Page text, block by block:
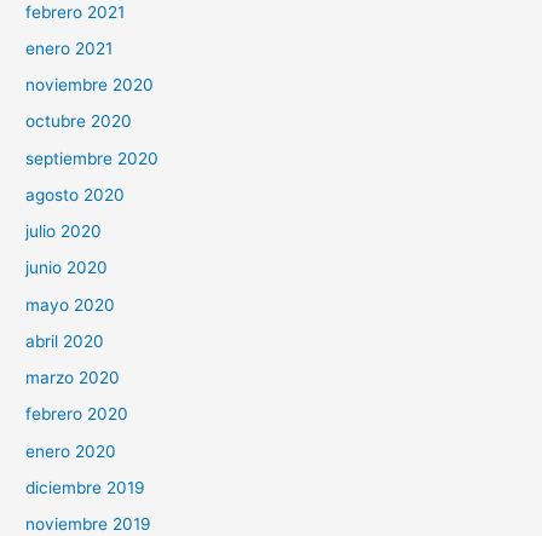
febrero 2021
enero 2021
noviembre 2020
octubre 2020
septiembre 2020
agosto 2020
julio 2020
junio 2020
mayo 2020
abril 2020
marzo 2020
febrero 2020
enero 2020
diciembre 2019
noviembre 2019